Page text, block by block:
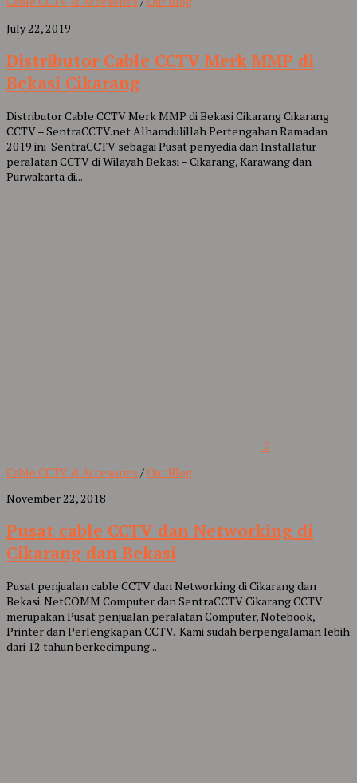
July 22, 2019
Distributor Cable CCTV Merk MMP di
Bekasi Cikarang
Distributor Cable CCTV Merk MMP di Bekasi Cikarang Cikarang
CCTV – SentraCCTV.net Alhamdulillah Pertengahan Ramadan
2019 ini SentraCCTV sebagai Pusat penyedia dan Installatur
peralatan CCTV di Wilayah Bekasi – Cikarang, Karawang dan
Purwakarta di...
0
Cable CCTV & Accesories / Our Blog
November 22, 2018
Pusat cable CCTV dan Networking di
Cikarang dan Bekasi
Pusat penjualan cable CCTV dan Networking di Cikarang dan
Bekasi. NetCOMM Computer dan SentraCCTV Cikarang CCTV
merupakan Pusat penjualan peralatan Computer, Notebook,
Printer dan Perlengkapan CCTV. Kami sudah berpengalaman lebih
dari 12 tahun berkecimpung...